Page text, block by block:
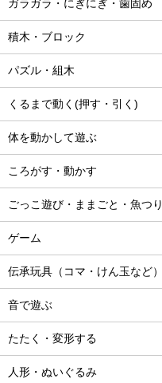
ガラガラ・にぎにぎ・歯固め
積木・ブロック
パズル・組木
くるまで動く(押す・引く)
体を動かして遊ぶ
ころがす・動かす
ごっこ遊び・ままごと・魚つり
ゲーム
伝承玩具（コマ・けん玉など）
音で遊ぶ
たたく・変形する
人形・ぬいぐるみ